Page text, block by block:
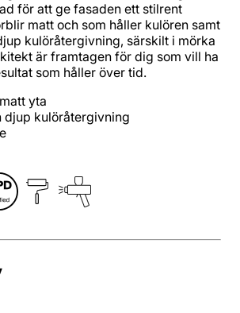
för att ge fasaden ett stilrent
matt och som håller kulören samt
kulöråtergivning, särskilt i mörka
är framtagen för dig som vill ha
som håller över tid.
yta
djup kulöråtergivning